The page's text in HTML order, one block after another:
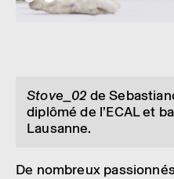
Stove_02 de
diplômé de l’ECAL et
Lausanne.
De nombreux